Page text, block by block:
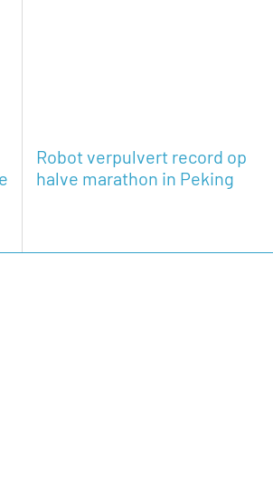
Robot verpulvert record op
halve marathon in Peking